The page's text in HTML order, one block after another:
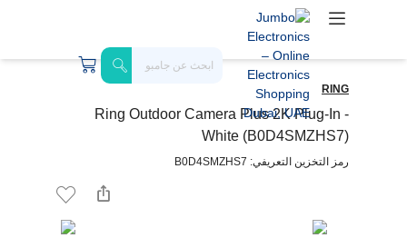
RING
Ring Outdoor Camera Plus 2K Plug-In -
White (B0D4SMZHS7)
رمز التخزين التعريفي: B0D4SMZHS7